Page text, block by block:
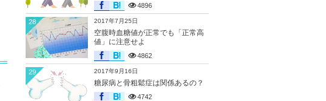
4896
2017年7月25日
空腹時血糖値が正常でも「正常高
値」に注意せよ
4862
28
2017年9月16日
糖尿病と骨粗鬆症は関係あるの？
4742
29